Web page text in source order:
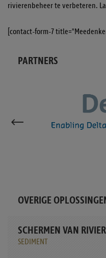
rivierenbeheer te verbeteren.
[contact-form-7
PARTNERS
OVERIGE
SCHERMEN VAN
SEDIMENT